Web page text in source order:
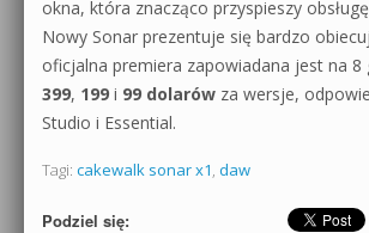
okna, która znacząco przyspieszy
Nowy Sonar prezentuje się bardzo
oficjalna premiera zapowiadana jest na 8
399, 199 i 99 dolarów za wersje,
Studio i Essential.
Tagi: cakewalk sonar x1, daw
Podziel się: